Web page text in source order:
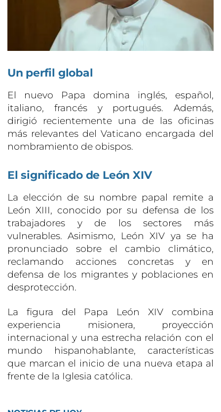
Un perfil global
El nuevo Papa domina inglés, español,
italiano, francés y portugués. Además,
dirigió recientemente una de las oficinas
más relevantes del Vaticano encargada del
nombramiento de obispos.
El significado de León XIV
La elección de su nombre papal remite a
León XIII, conocido por su defensa de los
trabajadores y de los sectores más
vulnerables. Asimismo, León XIV ya se ha
pronunciado sobre el cambio climático,
reclamando acciones concretas y en
defensa de los migrantes y poblaciones en
desprotección.
La figura del Papa León XIV combina
experiencia misionera, proyección
internacional y una estrecha relación con el
mundo hispanohablante, características
que marcan el inicio de una nueva etapa al
frente de la Iglesia católica.